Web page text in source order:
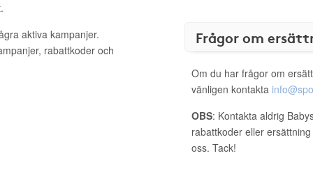
aktiva kampanjer.
rabattkoder och
Frågor om
Om du har frågor om
vänligen kontakta
OBS: Kontakta aldrig
rabattkoder eller
oss. Tack!